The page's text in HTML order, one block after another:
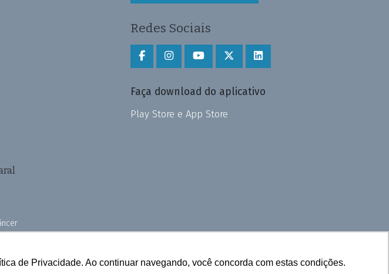
de Privacidade. Ao continuar navegando, você concorda com estas condições.
Redes Sociais
Faça download do aplicativo
Play Store e App Store